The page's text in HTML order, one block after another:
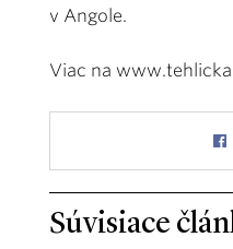
v Angole.
Viac na
Súvisiace